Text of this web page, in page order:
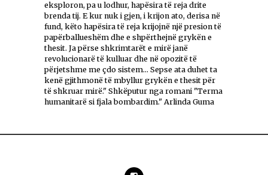
eksploron, pa u lodhur, hapësira të reja drite
brenda tij. E kur nuk i gjen, i krijon ato, derisa në
fund, këto hapësira të reja krijojnë një presion të
papërballueshëm dhe e shpërthejnë grykën e
thesit. Ja përse shkrimtarët e mirë janë
revolucionarë të kulluar dhe në opozitë të
përjetshme me çdo sistem... Sepse ata duhet ta
kenë gjithmonë të mbyllur grykën e thesit për
të shkruar mirë." Shkëputur nga romani "Terma
humanitarë si fjala bombardim." Arlinda Guma